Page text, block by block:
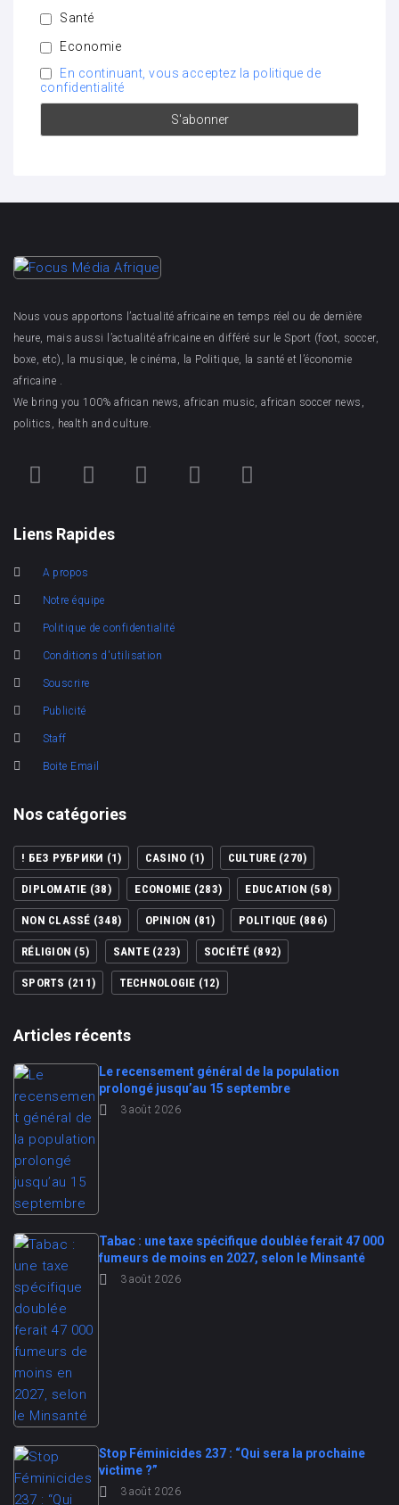
Santé
Economie
En continuant, vous acceptez la politique de
confidentialité
Nous vous apportons l’actualité africaine en temps réel ou de dernière
heure, mais aussi l’actualité africaine en différé sur le Sport (foot, soccer,
boxe, etc), la musique, le cinéma, la Politique, la santé et l’économie
africaine .
We bring you 100% african news, african music, african soccer news,
politics, health and culture.
Liens Rapides
A propos
Notre équipe
Politique de confidentialité
Conditions d'utilisation
Souscrire
Publicité
Staff
Boite Email
Nos catégories
! БЕЗ РУБРИКИ (1) CASINO (1) CULTURE(270)
DIPLOMATIE (38) ECONOMIE (283) EDUCATION (58)
NON CLASSÉ (348) OPINION (81) POLITIQUE (886)
RÉLIGION (5) SANTE(223) SOCIÉTÉ (892)
SPORTS (211) TECHNOLOGIE (12)
Articles récents
Le recensement général de la population
prolongé jusqu’au 15 septembre
3 août 2026
Tabac : une taxe spécifique doublée ferait 47 000
fumeurs de moins en 2027, selon le Minsanté
3 août 2026
Stop Féminicides 237 : “Qui sera la prochaine
victime ?”
3 août 2026